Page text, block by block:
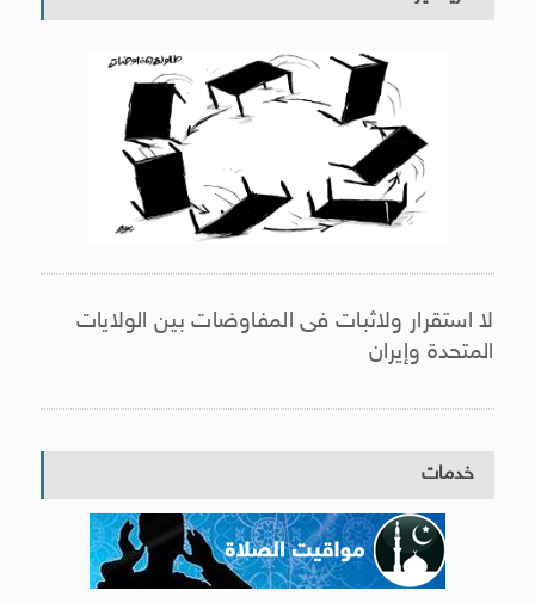
لا استقرار ولاثبات فى المفاوضات بين الولايات
المتحدة وإيران
خدمات